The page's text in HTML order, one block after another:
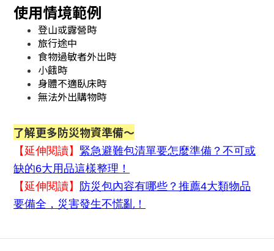
使用情境範例
登山或露營時
旅行途中
食物過敏者外出時
小餓時
身體不適臥床時
無法外出購物時
了解更多防災物資準備～
【延伸閱讀】 緊急避難包清單要怎麼準備？不可或
缺的6大用品這樣整理！
【延伸閱讀】 防災包內容有哪些？推薦4大類物品
要備全，災害發生不慌亂！